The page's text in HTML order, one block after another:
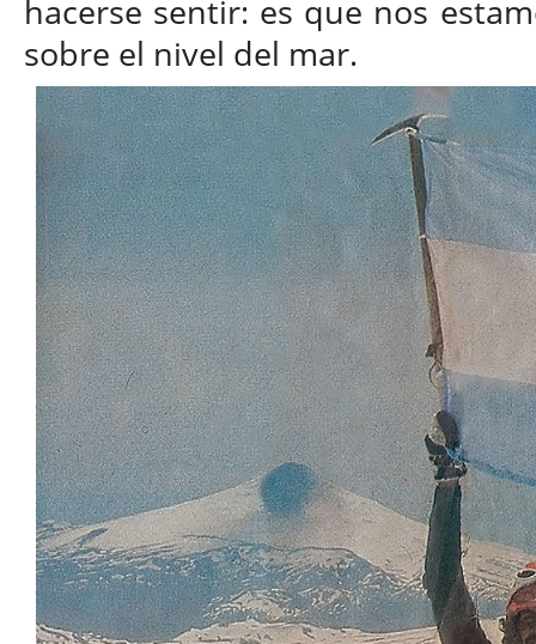
hacerse sentir: es que nos
sobre el nivel del mar.